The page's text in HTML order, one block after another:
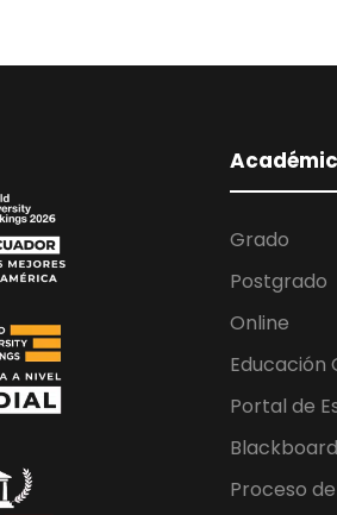
Grado
Postgrado
Online
Educación
Portal de
Blackboard
Proceso